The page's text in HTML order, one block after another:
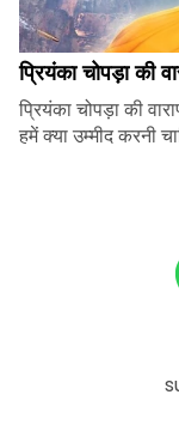
प्रियंका चोपड़ा की
प्रियंका चोपड़ा की
हमें क्या उम्मीद करनी